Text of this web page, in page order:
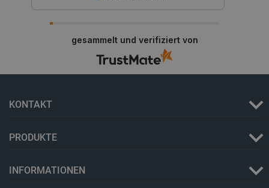
gesammelt und verifiziert von
KONTAKT
PRODUKTE
INFORMATIONEN
_uetvid Lokaler Speicher
__ps_checkoutPayPalSdkInstance_storage__
lastExternalReferrerTime
Lokaler Speicher
Sitzungsspeicher
cartSkuToUrl Lokaler Speicher